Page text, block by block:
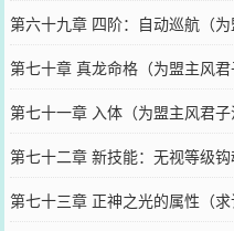
第六十九章 四阶：自动巡航（为
第七十章 真龙命格（为盟主风君
第七十一章 入体（为盟主风君子
第七十二章 新技能：无视等级钩
第七十三章 正神之光的属性（求